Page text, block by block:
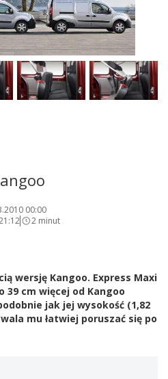
00:00
2 minut
wersję Kangoo. Express Maxi
39 cm więcej od Kangoo
jak jej wysokość (1,82
mu łatwiej poruszać się po